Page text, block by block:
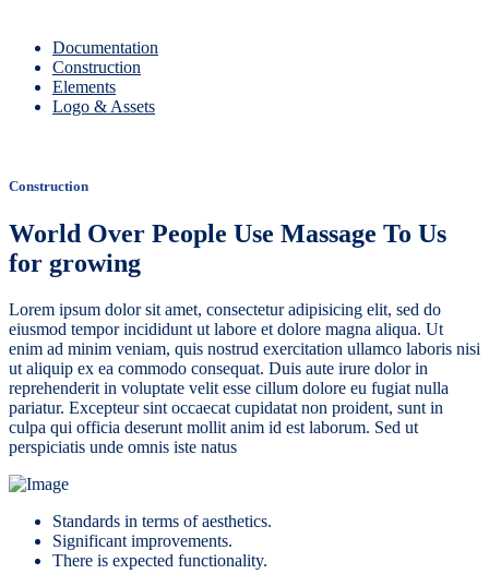
Documentation
Construction
Elements
Logo & Assets
Construction
World Over People Use Massage To Us
for growing
Lorem ipsum dolor sit amet, consectetur adipisicing elit, sed do
eiusmod tempor incididunt ut labore et dolore magna aliqua. Ut
enim ad minim veniam, quis nostrud exercitation ullamco laboris nisi
ut aliquip ex ea commodo consequat. Duis aute irure dolor in
reprehenderit in voluptate velit esse cillum dolore eu fugiat nulla
pariatur. Excepteur sint occaecat cupidatat non proident, sunt in
culpa qui officia deserunt mollit anim id est laborum. Sed ut
perspiciatis unde omnis iste natus
Standards in terms of aesthetics.
Significant improvements.
There is expected functionality.